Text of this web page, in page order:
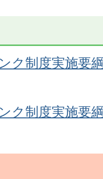
ク制度実施要
ク制度実施要